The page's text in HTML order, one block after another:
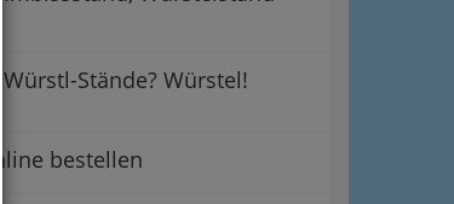
Würstl-Stände? Würstel!
bestellen